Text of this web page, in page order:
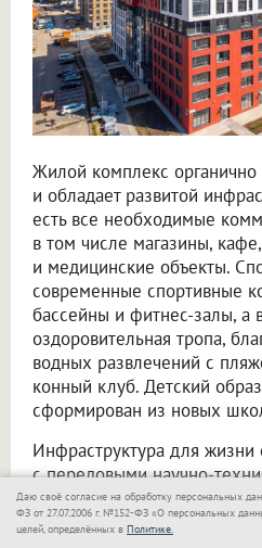
Жилой комплекс
и обладает развитой
есть все необходимые
в том числе магазины,
и медицинские объекты.
современные спортивные
бассейны и фитнес-залы, а
оздоровительная тропа,
водных развлечений с
конный клуб. Детский
сформирован из новых
Инфраструктура для жизни
с передовыми научно-
основными «офисами»
напоминают
Даю своё согласие на обработку персональных
ФЗ от 27.07.2006 г. №152-ФЗ «О персональных
целей, определённых в Политике.